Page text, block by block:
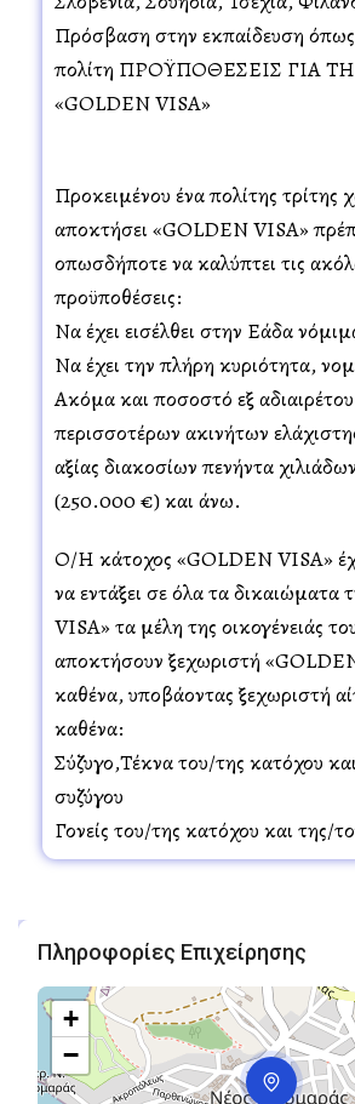
Πρόσβαση στην εκπαίδευση όπως
πολίτη ΠΡΟΫΠΟΘΕΣΕΙΣ ΓΙΑ
«GOLDEN VISA»
Προκειμένου ένα πολίτης τρίτης
αποκτήσει «GOLDEN VISA»
οπωσδήποτε να καλύπτει τις
προϋποθέσεις:
Να έχει εισέλθει στην Ελλάδα
Να έχει την πλήρη κυριότητα,
Ακόμα και ποσοστό εξ
περισσοτέρων ακινήτων
αξίας διακοσίων πενήντα
(250.000 €) και άνω.
Ο/Η κάτοχος «GOLDEN VISA»
να εντάξει σε όλα τα δικαιώματα
VISA» τα μέλη της οικογένειάς
αποκτήσουν ξεχωριστή
καθένα, υποβάλλοντας ξεχωριστή
καθένα:
Σύζυγο,Τέκνα του/της κατόχου
συζύγου
Γονείς του/της κατόχου και της/
Πληροφορίες Επιχείρησης
+
−